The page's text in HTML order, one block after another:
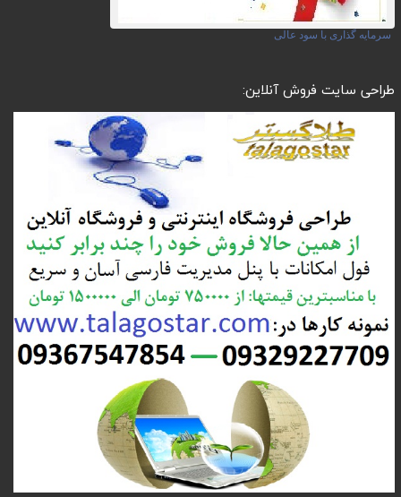
سرمایه گذاری با سود عالی
طراحی سایت فروش آنلاین: